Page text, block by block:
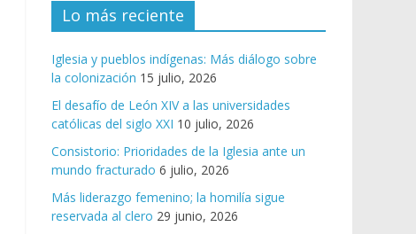
Lo más reciente
Iglesia y pueblos indígenas: Más diálogo sobre
la colonización 15 julio, 2026
El desafío de León XIV a las universidades
católicas del siglo XXI 10 julio, 2026
Consistorio: Prioridades de la Iglesia ante un
mundo fracturado 6 julio, 2026
Más liderazgo femenino; la homilía sigue
reservada al clero 29 junio, 2026